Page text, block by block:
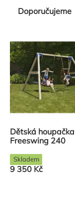
Řazení
Doporučujeme
Výpis
produktů
Dětská houpačka
Freeswing 240
9 350 Kč
Skladem